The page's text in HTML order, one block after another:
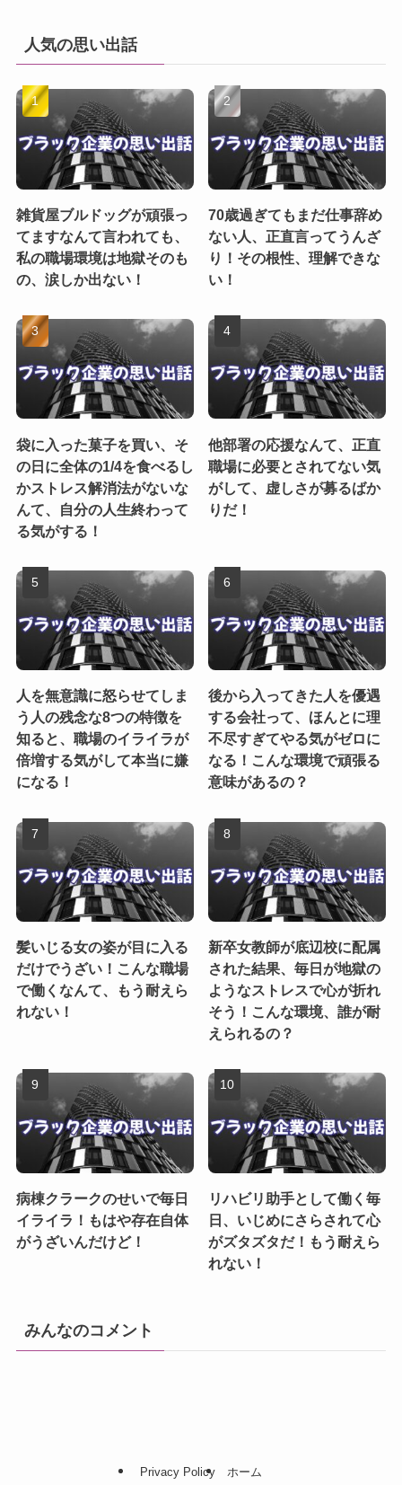
人気の思い出話
雑貨屋ブルドッグが頑張っ
てますなんて言われても、
私の職場環境は地獄そのも
の、涙しか出ない！
70歳過ぎてもまだ仕事辞め
ない人、正直言ってうんざ
り！その根性、理解できな
い！
袋に入った菓子を買い、そ
の日に全体の1/4を食べるし
かストレス解消法がないな
んて、自分の人生終わって
る気がする！
他部署の応援なんて、正直
職場に必要とされてない気
がして、虚しさが募るばか
りだ！
人を無意識に怒らせてしま
う人の残念な8つの特徴を
知ると、職場のイライラが
倍増する気がして本当に嫌
になる！
後から入ってきた人を優遇
する会社って、ほんとに理
不尽すぎてやる気がゼロに
なる！こんな環境で頑張る
意味があるの？
髪いじる女の姿が目に入る
だけでうざい！こんな職場
で働くなんて、もう耐えら
れない！
新卒女教師が底辺校に配属
された結果、毎日が地獄の
ようなストレスで心が折れ
そう！こんな環境、誰が耐
えられるの？
病棟クラークのせいで毎日
イライラ！もはや存在自体
がうざいんだけど！
リハビリ助手として働く毎
日、いじめにさらされて心
がズタズタだ！もう耐えら
れない！
みんなのコメント
Privacy Policy ホーム